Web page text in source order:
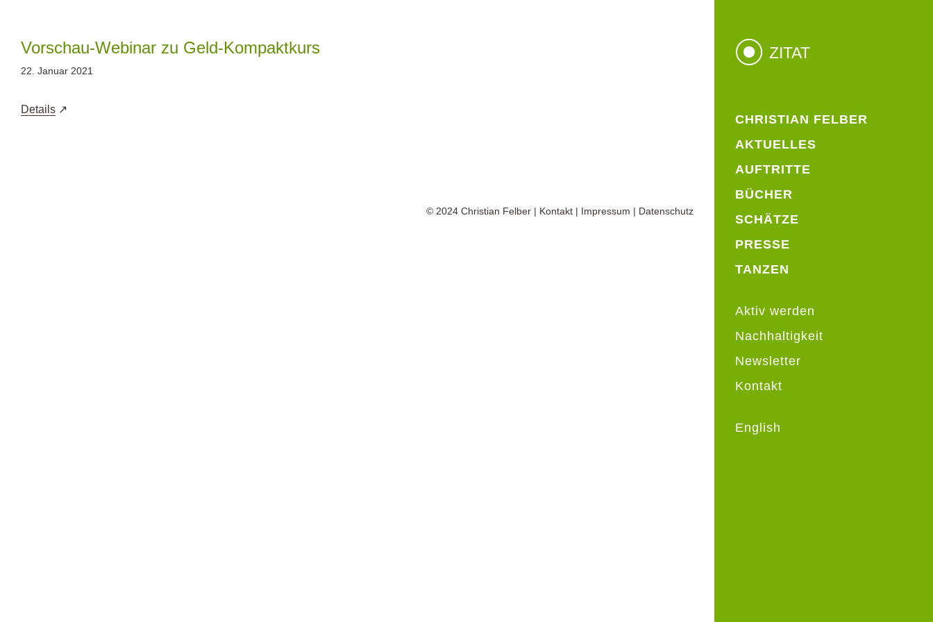
springen
CHRISTIAN FELBER
AKTUELLES
AUFTRITTE
BÜCHER
SCHÄTZE
PRESSE
TANZEN
Aktiv werden
Nachhaltigkeit
Newsletter
Kontakt
English
ZITAT
Vorschau-Webinar zu Geld-Kompaktkurs
22. Januar 2021
Details
© 2024 Christian Felber | Kontakt | Impressum | Datenschutz